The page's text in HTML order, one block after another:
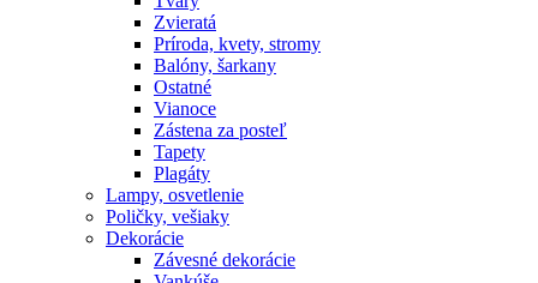
Zvieratá
Príroda, kvety, stromy
Balóny, šarkany
Ostatné
Vianoce
Zástena za posteľ
Tapety
Plagáty
Lampy, osvetlenie
Poličky, vešiaky
Dekorácie
Závesné dekorácie